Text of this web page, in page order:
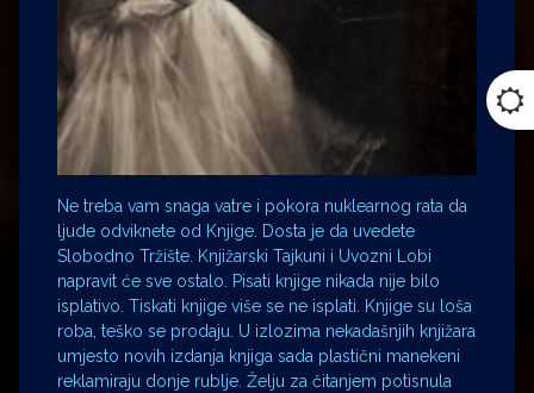
Ne treba vam snaga vatre i pokora nuklearnog rata da
ljude odviknete od Knjige. Dosta je da uvedete
Slobodno Tržište. Knjižarski Tajkuni i Uvozni Lobi
napravit će sve ostalo. Pisati knjige nikada nije bilo
isplativo. Tiskati knjige više se ne isplati. Knjige su loša
roba, teško se prodaju. U izlozima nekadašnjih knjižara
umjesto novih izdanja knjiga sada plastični manekeni
reklamiraju donje rublje. Želju za čitanjem potisnula